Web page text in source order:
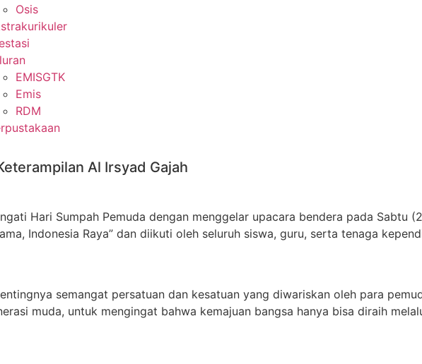
Osis
EMISGTK
Emis
RDM
Al Irsyad Gajah
Hari Sumpah Pemuda dengan menggelar upacara bendera pada Sabtu
Indonesia Raya” dan diikuti oleh seluruh siswa, guru, serta tenaga
semangat persatuan dan kesatuan yang diwariskan oleh para
muda, untuk mengingat bahwa kemajuan bangsa hanya bisa diraih